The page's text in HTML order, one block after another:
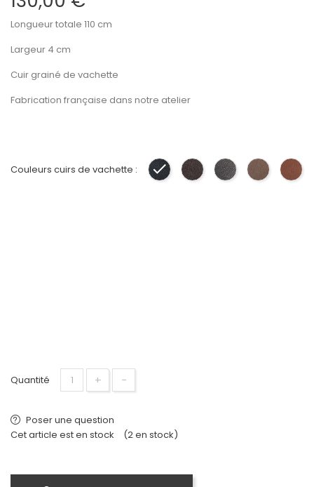
Longueur totale 110 cm
Largeur 4 cm
Cuir grainé de vachette
Fabrication française dans notre atelier
Couleurs cuirs de vachette : Noir MarronGris Taupe
Quantité + −
Poser une question
Cet article est en stock
(2 en stock)